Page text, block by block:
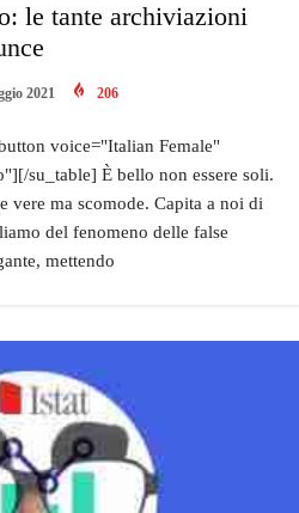
le tante archiviazioni
2021 206
voice="Italian Female"
su_table] È bello non essere soli.
vere ma scomode. Capita a noi di
del fenomeno delle false
mettendo